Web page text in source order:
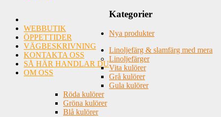
WEBBUTIK
ÖPPETTIDER
VÄGBESKRIVNING
KONTAKTA OSS
SÅ HÄR HANDLAR DU
OM OSS
Kategorier
Nya produkter
Linoljefärg & slamfärg med mera
Linoljefärger
Vita kulörer
Grå kulörer
Gula kulörer
Röda kulörer
Gröna kulörer
Blå kulörer